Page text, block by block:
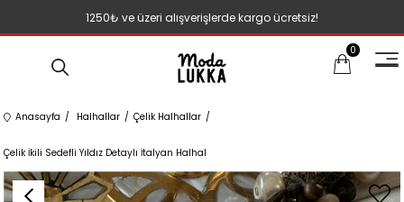
1250₺ ve üzeri alışverişlerde kargo ücretsiz!
0
Anasayfa Halhallar Çelik Halhallar
Çelik İkili Sedefli Yıldız Detaylı İtalyan Halhal